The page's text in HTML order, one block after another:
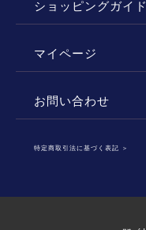
ショッピングガイド
マイページ
お問い合わせ
特定商取引法に基づく表記 ＞